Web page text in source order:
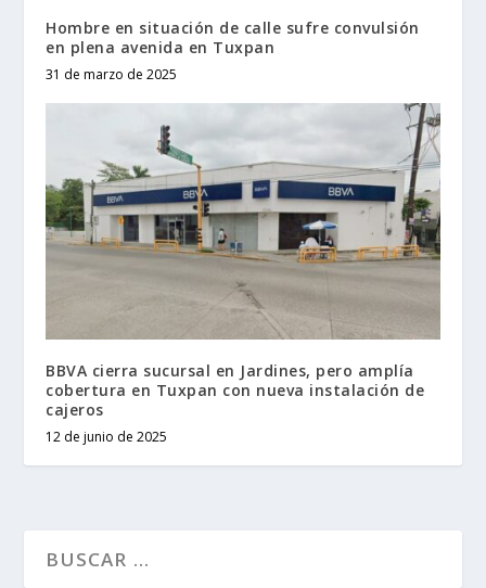
Hombre en situación de calle sufre convulsión
en plena avenida en Tuxpan
31 de marzo de 2025
BBVA cierra sucursal en Jardines, pero amplía
cobertura en Tuxpan con nueva instalación de
cajeros
12 de junio de 2025